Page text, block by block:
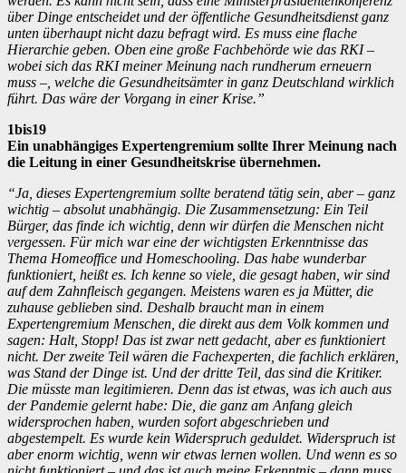
über Dinge entscheidet und der öffentliche Gesundheitsdienst ganz
unten überhaupt nicht dazu befragt wird. Es muss eine flache
Hierarchie geben. Oben eine große Fachbehörde wie das RKI –
wobei sich das RKI meiner Meinung nach rundherum erneuern
muss –, welche die Gesundheitsämter in ganz Deutschland wirklich
führt. Das wäre der Vorgang in einer Krise.”
1bis19
Ein unabhängiges Expertengremium sollte Ihrer Meinung nach
die Leitung in einer Gesundheitskrise übernehmen.
“Ja, dieses Expertengremium sollte beratend tätig sein, aber – ganz
wichtig – absolut unabhängig. Die Zusammensetzung: Ein Teil
Bürger, das finde ich wichtig, denn wir dürfen die Menschen nicht
vergessen. Für mich war eine der wichtigsten Erkenntnisse das
Thema Homeoffice und Homeschooling. Das habe wunderbar
funktioniert, heißt es. Ich kenne so viele, die gesagt haben, wir sind
auf dem Zahnfleisch gegangen. Meistens waren es ja Mütter, die
zuhause geblieben sind. Deshalb braucht man in einem
Expertengremium Menschen, die direkt aus dem Volk kommen und
sagen: Halt, Stopp! Das ist zwar nett gedacht, aber es funktioniert
nicht. Der zweite Teil wären die Fachexperten, die fachlich erklären,
was Stand der Dinge ist. Und der dritte Teil, das sind die Kritiker.
Die müsste man legitimieren. Denn das ist etwas, was ich auch aus
der Pandemie gelernt habe: Die, die ganz am Anfang gleich
widersprochen haben, wurden sofort abgeschrieben und
abgestempelt. Es wurde kein Widerspruch geduldet. Widerspruch ist
aber enorm wichtig, wenn wir etwas lernen wollen. Und wenn es so